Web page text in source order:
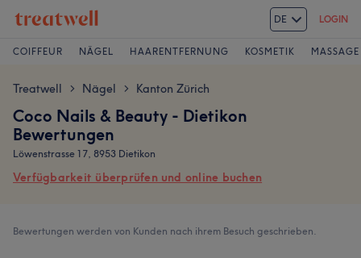
DE LOGIN
COIFFEUR NÄGEL HAARENTFERNUNG KOSMETIK MASSAGE
Treatwell > Nägel > Kanton Zürich
Coco Nails & Beauty - Dietikon
Bewertungen
Löwenstrasse 17, 8953 Dietikon
Verfügbarkeit überprüfen und online buchen
Bewertungen werden von Kunden nach ihrem Besuch geschrieben.